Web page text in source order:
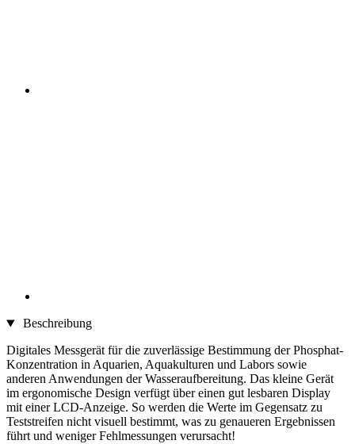
Beschreibung
Digitales Messgerät für die zuverlässige Bestimmung der Phosphat-
Konzentration in Aquarien, Aquakulturen und Labors sowie
anderen Anwendungen der Wasseraufbereitung. Das kleine Gerät
im ergonomische Design verfügt über einen gut lesbaren Display
mit einer LCD-Anzeige. So werden die Werte im Gegensatz zu
Teststreifen nicht visuell bestimmt, was zu genaueren Ergebnissen
führt und weniger Fehlmessungen verursacht!